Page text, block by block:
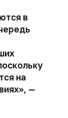
в
на
—